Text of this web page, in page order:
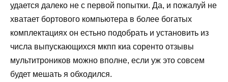
удается далеко не с первой попытки. Да, и пожалуй не
хватает бортового компьютера в более богатых
комплектациях он естьно подобрать и установить из
числа выпускающихся мкпп киа соренто отзывы
мультитроников можно вполне, если уж это совсем
будет мешать я обходился.